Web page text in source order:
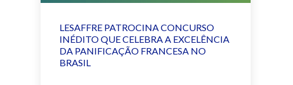
LESAFFRE PATROCINA CONCURSO
INÉDITO QUE CELEBRA A EXCELÊNCIA
DA PANIFICAÇÃO FRANCESA NO
BRASIL